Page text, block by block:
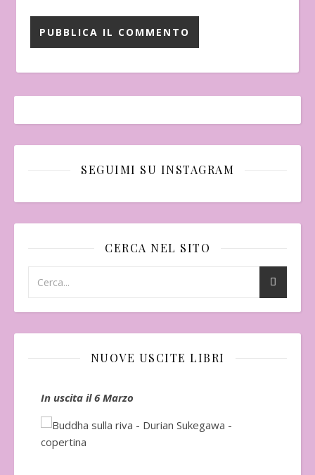
SEGUIMI SU INSTAGRAM
CERCA NEL SITO
NUOVE USCITE LIBRI
In uscita il 6 Marzo